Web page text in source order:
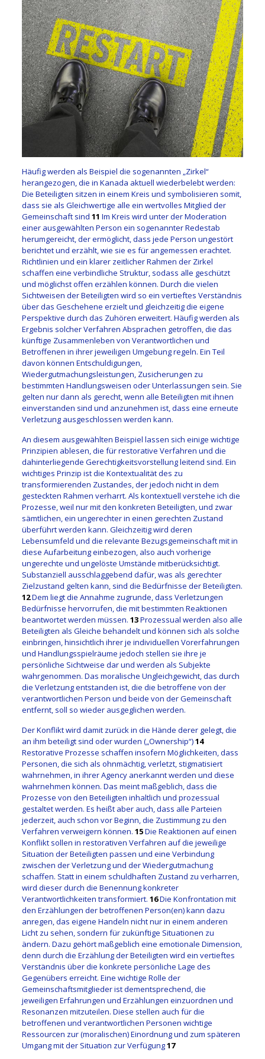
Häufig werden als Beispiel die sogenannten „Zirkel“
herangezogen, die in Kanada aktuell wiederbelebt werden:
Die Beteiligten sitzen in einem Kreis und symbolisieren somit,
dass sie als Gleichwertige alle ein wertvolles Mitglied der
Gemeinschaft sind 11 Im Kreis wird unter der Moderation
einer ausgewählten Person ein sogenannter Redestab
herumgereicht, der ermöglicht, dass jede Person ungestört
berichtet und erzählt, wie sie es für angemessen erachtet.
Richtlinien und ein klarer zeitlicher Rahmen der Zirkel
schaffen eine verbindliche Struktur, sodass alle geschützt
und möglichst offen erzählen können. Durch die vielen
Sichtweisen der Beteiligten wird so ein vertieftes Verständnis
über das Geschehene erzielt und gleichzeitig die eigene
Perspektive durch das Zuhören erweitert. Häufig werden als
Ergebnis solcher Verfahren Absprachen getroffen, die das
künftige Zusammenleben von Verantwortlichen und
Betroffenen in ihrer jeweiligen Umgebung regeln. Ein Teil
davon können Entschuldigungen,
Wiedergutmachungsleistungen, Zusicherungen zu
bestimmten Handlungsweisen oder Unterlassungen sein. Sie
gelten nur dann als gerecht, wenn alle Beteiligten mit ihnen
einverstanden sind und anzunehmen ist, dass eine erneute
Verletzung ausgeschlossen werden kann.
An diesem ausgewählten Beispiel lassen sich einige wichtige
Prinzipien ablesen, die für restorative Verfahren und die
dahinterliegende Gerechtigkeitsvorstellung leitend sind. Ein
wichtiges Prinzip ist die Kontextualität des zu
transformierenden Zustandes, der jedoch nicht in dem
gesteckten Rahmen verharrt. Als kontextuell verstehe ich die
Prozesse, weil nur mit den konkreten Beteiligten, und zwar
sämtlichen, ein ungerechter in einen gerechten Zustand
überführt werden kann. Gleichzeitig wird deren
Lebensumfeld und die relevante Bezugsgemeinschaft mit in
diese Aufarbeitung einbezogen, also auch vorherige
ungerechte und ungelöste Umstände mitberücksichtigt.
Substanziell ausschlaggebend dafür, was als gerechter
Zielzustand gelten kann, sind die Bedürfnisse der Beteiligten.
12Dem liegt die Annahme zugrunde, dass Verletzungen
Bedürfnisse hervorrufen, die mit bestimmten Reaktionen
beantwortet werden müssen. 13Prozessual werden also alle
Beteiligten als Gleiche behandelt und können sich als solche
einbringen, hinsichtlich ihrer je individuellen Vorerfahrungen
und Handlungsspielräume jedoch stellen sie ihre je
persönliche Sichtweise dar und werden als Subjekte
wahrgenommen. Das moralische Ungleichgewicht, das durch
die Verletzung entstanden ist, die die betroffene von der
verantwortlichen Person und beide von der Gemeinschaft
entfernt, soll so wieder ausgeglichen werden.
Der Konflikt wird damit zurück in die Hände derer gelegt, die
an ihm beteiligt sind oder wurden („Ownership“)14
Restorative Prozesse schaffen insofern Möglichkeiten, dass
Personen, die sich als ohnmächtig, verletzt, stigmatisiert
wahrnehmen, in ihrer Agency anerkannt werden und diese
wahrnehmen können. Das meint maßgeblich, dass die
Prozesse von den Beteiligten inhaltlich und prozessual
gestaltet werden. Es heißt aber auch, dass alle Parteien
jederzeit, auch schon vor Beginn, die Zustimmung zu den
Verfahren verweigern können. 15Die Reaktionen auf einen
Konflikt sollen in restorativen Verfahren auf die jeweilige
Situation der Beteiligten passen und eine Verbindung
zwischen der Verletzung und der Wiedergutmachung
schaffen. Statt in einem schuldhaften Zustand zu verharren,
wird dieser durch die Benennung konkreter
Verantwortlichkeiten transformiert. 16Die Konfrontation mit
den Erzählungen der betroffenen Person(en) kann dazu
anregen, das eigene Handeln nicht nur in einem anderen
Licht zu sehen, sondern für zukünftige Situationen zu
ändern. Dazu gehört maßgeblich eine emotionale Dimension,
denn durch die Erzählung der Beteiligten wird ein vertieftes
Verständnis über die konkrete persönliche Lage des
Gegenübers erreicht. Eine wichtige Rolle der
Gemeinschaftsmitglieder ist dementsprechend, die
jeweiligen Erfahrungen und Erzählungen einzuordnen und
Resonanzen mitzuteilen. Diese stellen auch für die
betroffenen und verantwortlichen Personen wichtige
Ressourcen zur (moralischen) Einordnung und zum späteren
Umgang mit der Situation zur Verfügung17